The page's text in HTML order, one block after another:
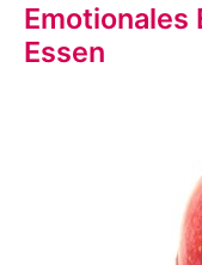
Emotionales
Essen